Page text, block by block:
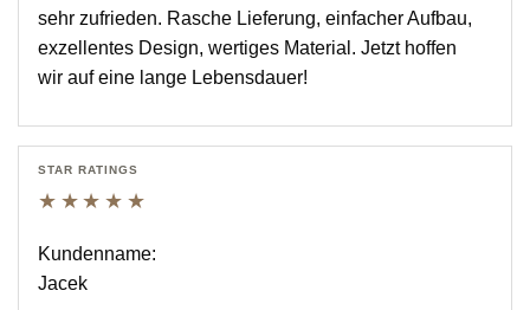
sehr zufrieden. Rasche Lieferung, einfacher Aufbau,
exzellentes Design, wertiges Material. Jetzt hoffen
wir auf eine lange Lebensdauer!
STAR RATINGS
★★★★★
Kundenname:
Jacek